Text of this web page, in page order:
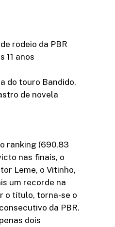
rodeio da PBR
11 anos
do touro Bandido,
de novela
ranking (690,83
nas finais, o
Leme, o Vitinho,
um recorde na
o título, torna-se o
da PBR.
dois